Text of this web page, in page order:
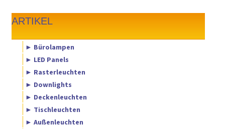
ARTIKEL
► Bürolampen
► LED Panels
► Rasterleuchten
► Downlights
► Deckenleuchten
► Tischleuchten
► Außenleuchten